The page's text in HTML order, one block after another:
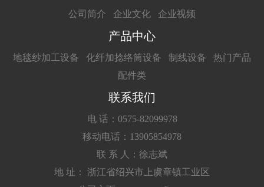
公司简介 企业文化 企业视频
产品中心
地毯纱加工设备 化纤加捻络筒设备 制线设备
热门产品
配件类
联系我们
电 话：0575-82099978
移动电话：13905854978
联 系 人：徐志斌
地 址： 浙江省绍兴市上虞章镇工业区